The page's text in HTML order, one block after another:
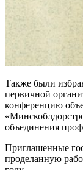
Также были
первичной
конференцию
объединения
Приглашенные
проделанную